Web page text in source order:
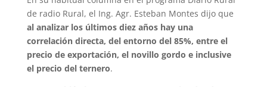
de radio Rural, el Ing. Agr. Esteban Montes dijo que
al analizar los últimos diez años hay una
correlación directa, del entorno del 85%, entre el
precio de exportación, el novillo gordo e inclusive
el precio del ternero.